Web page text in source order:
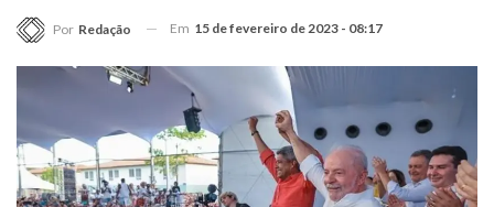
Por Redação Em 15 de fevereiro de 2023 - 08:17